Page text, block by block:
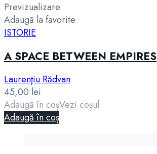
Previzualizare
Adaugă la favorite
ISTORIE
A SPACE BETWEEN EMPIRES
Laurenţiu Rădvan
45,00 lei
Adaugă în coșVezi coșul
Adaugă în coș